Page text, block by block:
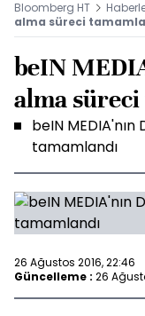
Bloomberg HT
alma süreci
beIN
alma
beIN
tamamlandı
26 Ağustos 2016, 22:46
Güncelleme : 26